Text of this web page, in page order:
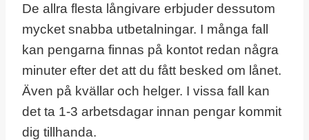
De allra flesta långivare erbjuder dessutom
mycket snabba utbetalningar. I många fall
kan pengarna finnas på kontot redan några
minuter efter det att du fått besked om lånet.
Även på kvällar och helger. I vissa fall kan
det ta 1-3 arbetsdagar innan pengar kommit
dig tillhanda.